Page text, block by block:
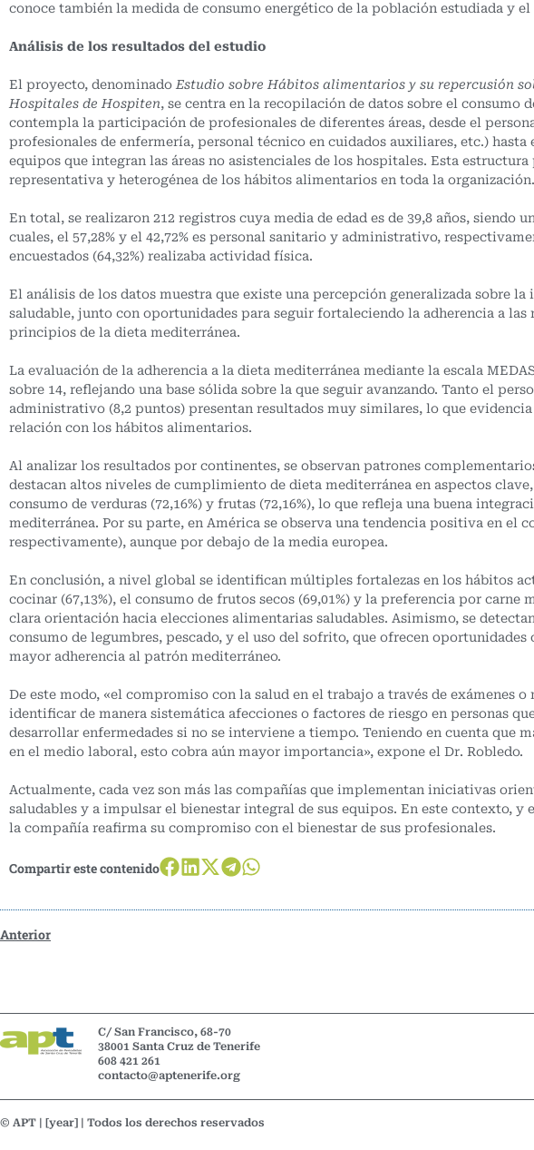
conoce también la medida de consumo energético de la población estudiada y
Análisis de los resultados del estudio
El proyecto, denominado Estudio sobre Hábitos alimentarios y su repercusión
Hospitales de Hospiten, se centra en la recopilación de datos sobre el consumo
contempla la participación de profesionales de diferentes áreas, desde el
profesionales de enfermería, personal técnico en cuidados auxiliares, etc.)
equipos que integran las áreas no asistenciales de los hospitales. Esta
representativa y heterogénea de los hábitos alimentarios en toda la organización.
En total, se realizaron 212 registros cuya media de edad es de 39,8 años, siendo
cuales, el 57,28% y el 42,72% es personal sanitario y administrativo,
encuestados (64,32%) realizaba actividad física.
El análisis de los datos muestra que existe una percepción generalizada sobre
saludable, junto con oportunidades para seguir fortaleciendo la adherencia a
principios de la dieta mediterránea.
La evaluación de la adherencia a la dieta mediterránea mediante la escala
sobre 14, reflejando una base sólida sobre la que seguir avanzando. Tanto el
administrativo (8,2 puntos) presentan resultados muy similares, lo que
relación con los hábitos alimentarios.
Al analizar los resultados por continentes, se observan patrones
destacan altos niveles de cumplimiento de dieta mediterránea en aspectos
consumo de verduras (72,16%) y frutas (72,16%), lo que refleja una buena
mediterránea. Por su parte, en América se observa una tendencia positiva en el
respectivamente), aunque por debajo de la media europea.
En conclusión, a nivel global se identifican múltiples fortalezas en los hábitos
cocinar (67,13%), el consumo de frutos secos (69,01%) y la preferencia por carne
clara orientación hacia elecciones alimentarias saludables. Asimismo, se
consumo de legumbres, pescado, y el uso del sofrito, que ofrecen oportunidades
mayor adherencia al patrón mediterráneo.
De este modo, «el compromiso con la salud en el trabajo a través de exámenes
identificar de manera sistemática afecciones o factores de riesgo en personas
desarrollar enfermedades si no se interviene a tiempo. Teniendo en cuenta que
en el medio laboral, esto cobra aún mayor importancia», expone el Dr. Robledo.
Actualmente, cada vez son más las compañías que implementan iniciativas
saludables y a impulsar el bienestar integral de sus equipos. En este contexto,
la compañía reafirma su compromiso con el bienestar de sus profesionales.
Compartir este contenido
Anterior
C/ San Francisco, 68-70
38001 Santa Cruz de Tenerife
608 421 261
contacto@aptenerife.org
© APT | [year] | Todos los derechos reservados